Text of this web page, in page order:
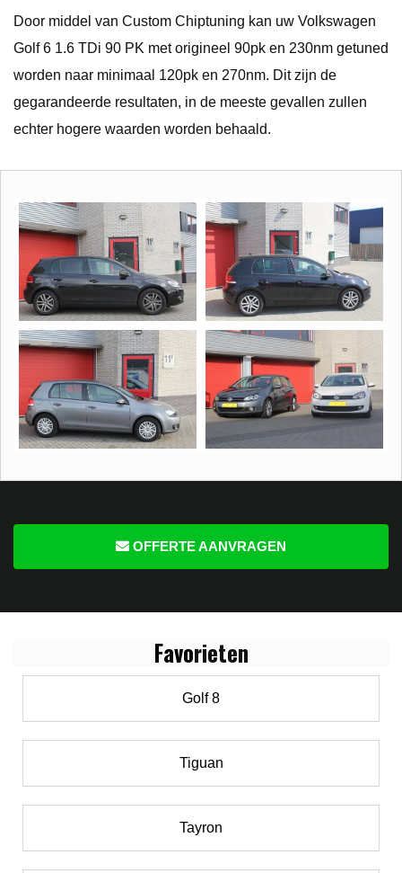
Door middel van Custom Chiptuning kan uw Volkswagen
Golf 6 1.6 TDi 90 PK met origineel 90pk en 230nm getuned
worden naar minimaal 120pk en 270nm. Dit zijn de
gegarandeerde resultaten, in de meeste gevallen zullen
echter hogere waarden worden behaald.
OFFERTE AANVRAGEN
Favorieten
Golf 8
Tiguan
Tayron